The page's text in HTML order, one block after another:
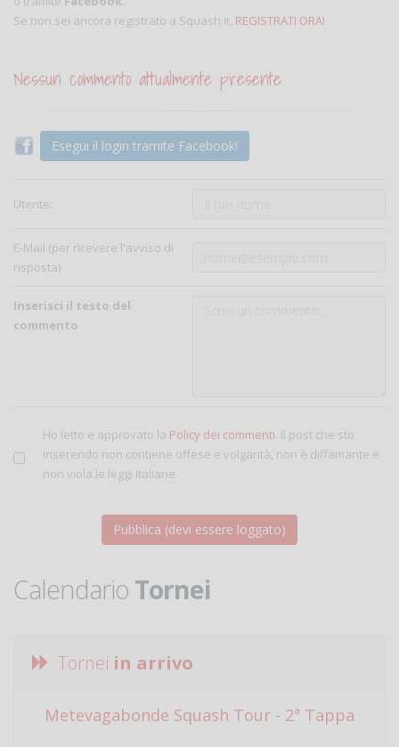
Se non sei ancora registrato a Squash.it, REGISTRATI ORA!
Nessun commento attualmente presente
Esegui il login tramite Facebook!
Utente:
E-Mail (per ricevere l'avviso di
risposta)
Inserisci il testo del
commento
Ho letto e approvato la Policy dei commenti. Il post che sto
inserendo non contiene offese e volgarità, non è diffamante e
non viola le leggi italiane.
Calendario Tornei
Tornei in arrivo
Metevagabonde Squash Tour - 2ª Tappa